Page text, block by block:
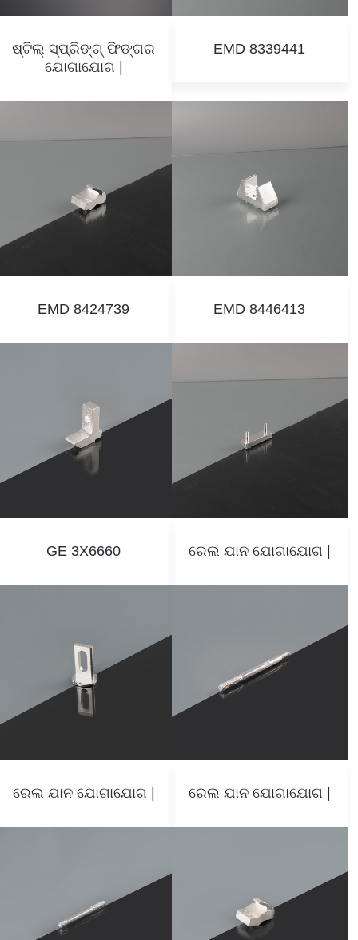
ଷ୍ଟିଲ୍ ସ୍ପ୍ରିଙ୍ଗ୍ ଫିଙ୍ଗର
ଯୋଗାଯୋଗ |
EMD 8339441
EMD 8424739 EMD 8446413
GE 3X6660 ରେଲ ଯାନ ଯୋଗାଯୋଗ |
ରେଲ ଯାନ ଯୋଗାଯୋଗ | ରେଲ ଯାନ ଯୋଗାଯୋଗ |